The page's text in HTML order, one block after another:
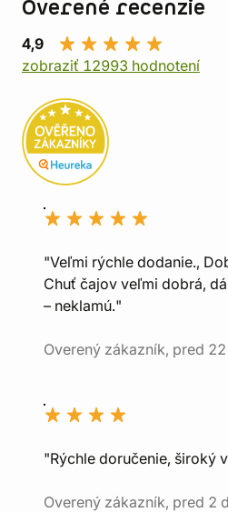
Overené recenzie
4,9
zobraziť 12993 hodnotení
"Veľmi rýchle dodanie.,
Chuť čajov veľmi dobrá,
– neklamú."
Overený zákazník, pred
"Rýchle doručenie, široký
Overený zákazník, pred 2